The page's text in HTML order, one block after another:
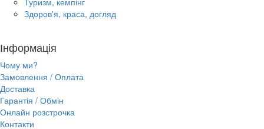
Здоров'я, краса, догляд
Інформація
Чому ми?
Замовлення / Оплата
Доставка
Гарантія / Обмін
Онлайн розстрочка
Контакти